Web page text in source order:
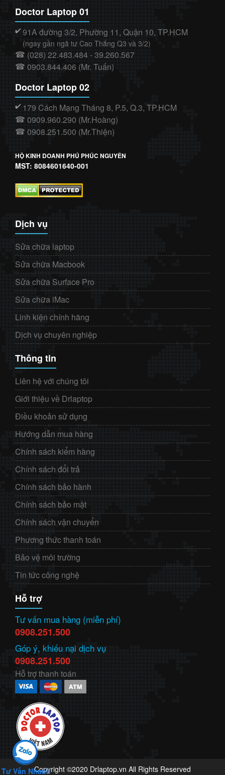
Doctor Laptop 01
✔️ 91A đường 3/2, Phường 11, Quận 10, TP.HCM
(ngay gần ngã tư Cao Thắng Q3 và 3/2)
☎ (028) 22.483.484 - 39.260.567
☎ 0903.844.406 (Mr. Tuấn)
Doctor Laptop 02
✔️ 179 Cách Mạng Tháng 8, P.5, Q.3, TP.HCM
☎ 0909.960.290 (Mr.Hoàng)
☎ 0908.251.500 (Mr.Thiện)
HỘ KINH DOANH PHÚ PHÚC NGUYÊN
MST: 8084601640-001
Dịch vụ
Sửa chữa laptop
Sửa chữa Macbook
Sửa chữa Surface Pro
Sửa chữa iMac
Linh kiện chính hãng
Dịch vụ chuyên nghiệp
Thông tin
Liên hệ với chúng tôi
Giới thiệu về Drlaptop
Điều khoản sử dụng
Hướng dẫn mua hàng
Chính sách kiểm hàng
Chính sách đổi trả
Chính sách bảo hành
Chính sách bảo mật
Chính sách vận chuyển
Phương thức thanh toán
Bảo vệ môi trường
Tin tức công nghệ
Hỗ trợ
Tư vấn mua hàng (miễn phí)
0908.251.500
Góp ý, khiếu nại dịch vụ
0908.251.500
Hỗ trợ thanh toán
Copyright ©2020 Drlaptop.vn All Rights Reserved
Tư Vấn Nhanh